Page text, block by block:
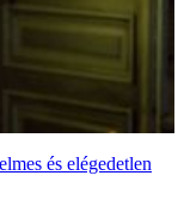
és elégedetlen